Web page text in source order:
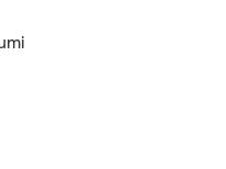
Be- und